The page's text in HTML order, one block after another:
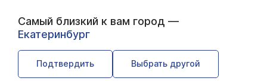
Самый близкий к вам город —
Екатеринбург
Подтвердить Выбрать другой